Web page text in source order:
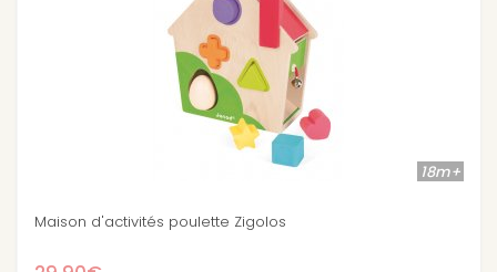
Ferme des formes